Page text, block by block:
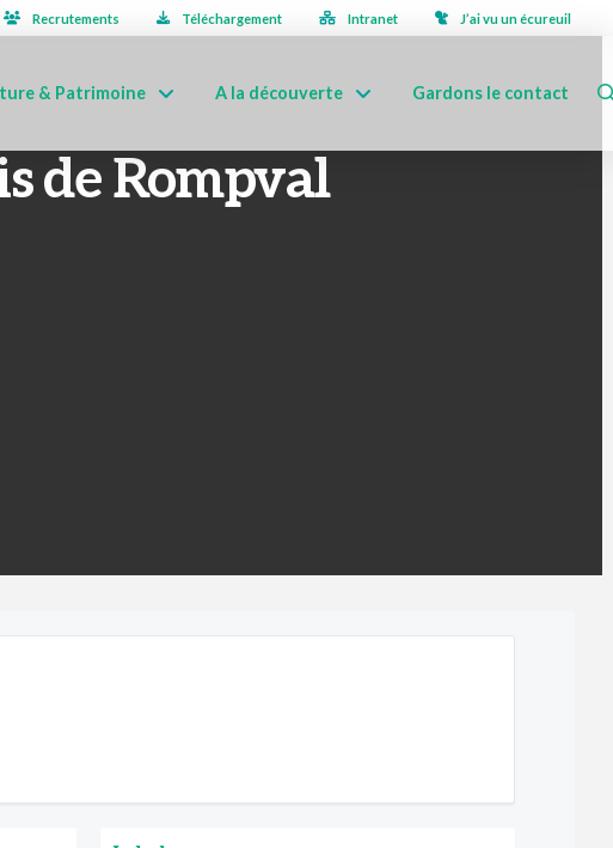
Recrutements Téléchargement Intranet J’ai vu un écureuil
& Patrimoine A la découverte Gardons le contact
de Rompval